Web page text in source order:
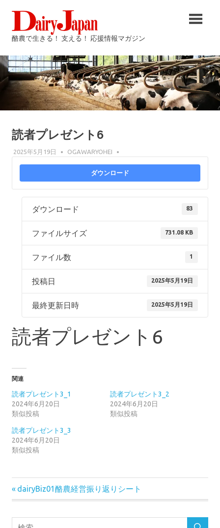
へ
ス
プ
農
雑
誌
Dairy
酪農で生きる！ 支える！ 応援情報マガジン
読者プレゼント6
2025年5月19日 OGAWARYOHEI
ダウンロード
ダウンロード 83
ファイルサイズ 731.08 KB
ファイル数 1
投稿日 2025年5月19日
最終更新日時 2025年5月19日
読者プレゼント6
関連
読者プレゼント3_1
2024年6月20日
類似投稿
読者プレゼント3_2
2024年6月20日
類似投稿
読者プレゼント3_3
2024年6月20日
類似投稿
投
前
の
事:
dairyBiz01酪農経営振り返りシート